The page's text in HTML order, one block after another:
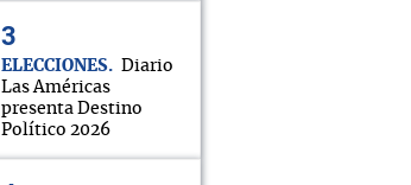
ELECCIONES
Diario
Las Américas
presenta Destino
Político 2026